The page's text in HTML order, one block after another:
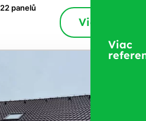
22 panelů
Viac
Viac